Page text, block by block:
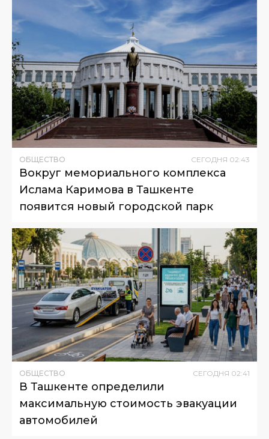
ОБЩЕСТВО СЕГОДНЯ 02:43
Вокруг мемориального комплекса
Ислама Каримова в Ташкенте
появится новый городской парк
ОБЩЕСТВО СЕГОДНЯ 02:41
В Ташкенте определили
максимальную стоимость эвакуации
автомобилей